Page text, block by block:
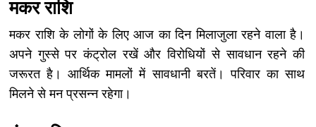
मकर राशि
मकर राशि के लोगों के लिए आज का दिन मिलाजुला रहने वाला है।
अपने गुस्से पर कंट्रोल रखें और विरोधियों से सावधान रहने की
जरूरत है। आर्थिक मामलों में सावधानी बरतें। परिवार का साथ
मिलने से मन प्रसन्न रहेगा।